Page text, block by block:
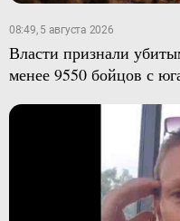
08:49, 5 августа 2026
Власти признали
менее 9550 бойцов с